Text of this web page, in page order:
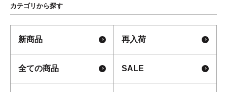
カテゴリから探す
新商品 再入荷
全ての商品 SALE